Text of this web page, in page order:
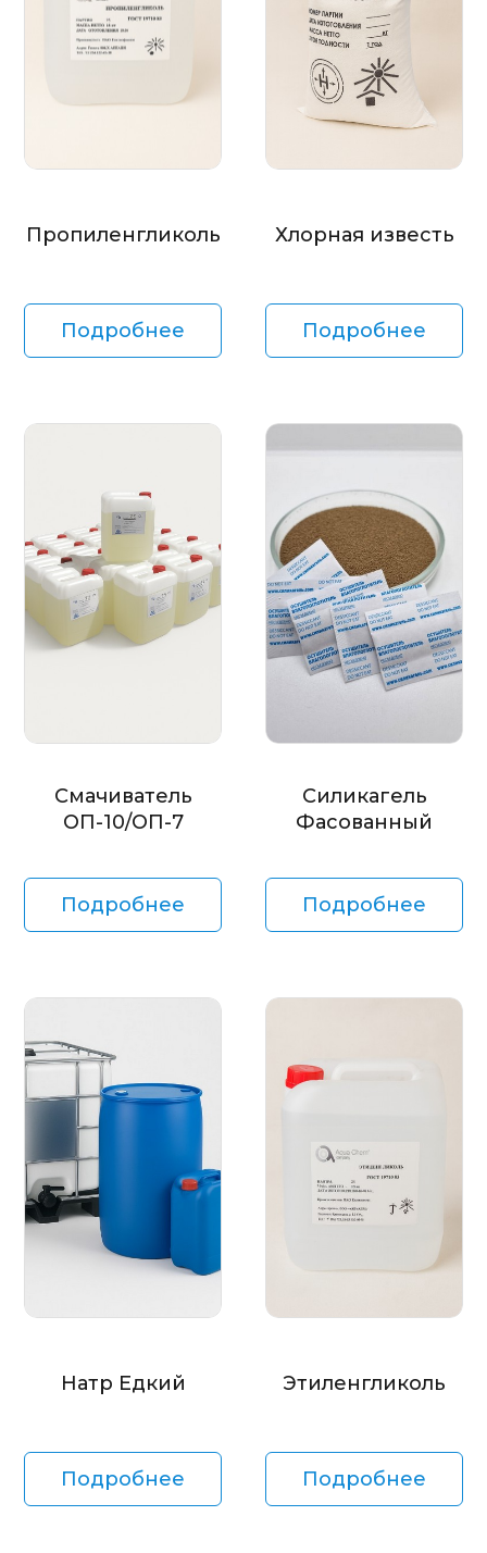
Пропиленгликоль
Подробнее
Хлорная известь
Подробнее
Смачиватель
ОП-10/ОП-7
Подробнее
Силикагель
Фасованный
Подробнее
Натр Едкий
Подробнее
Этиленгликоль
Подробнее